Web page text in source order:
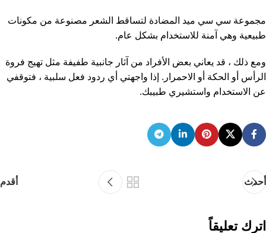
مجموعة سي سي ميد المضادة لتساقط الشعر مصنوعة من مكونات
طبيعية وهي آمنة للاستخدام بشكل عام.
ومع ذلك ، قد يعاني بعض الأفراد من آثار جانبية طفيفة مثل تهيج فروة
الرأس أو الحكة أو الاحمرار. إذا واجهتي أي ردود فعل سلبية ، فتوقفي
عن الاستخدام واستشيري طبيبك.
أحدث أقدم
اترك تعليقاً